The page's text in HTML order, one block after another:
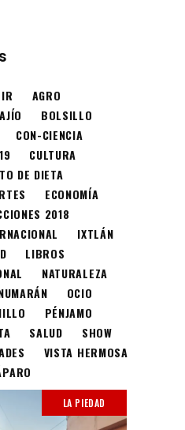
AGRO
BOLSILLO
CON-CIENCIA
CULTURA
DE DIETA
ECONOMÍA
2018
IXTLÁN
LIBROS
NATURALEZA
OCIO
PÉNJAMO
SALUD
SHOW
VISTA HERMOSA
LA PIEDAD